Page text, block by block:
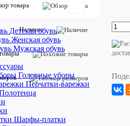
Детская обувь
Женская обувь
Мужская обувь
Головные уборы
Перчатки-варежки
Шарфы-платки
товара
Наличие
Осенний
анорак
Napapijri